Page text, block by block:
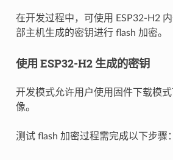
在开发过程中，可使用 ESP32-H2
部主机生成的密钥进行 flash 加密。
使用 ESP32-H2 生成的密钥
开发模式允许用户使用固件下载模
像。
测试 flash 加密过程需完成以下步骤：